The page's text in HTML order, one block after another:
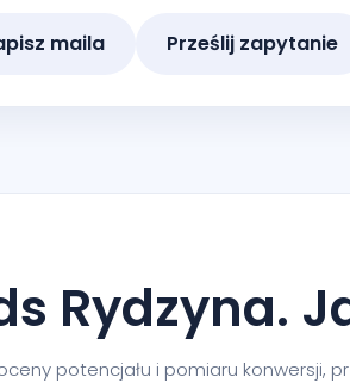
maila Prześlij zapytanie
Rydzyna.
potencjału i pomiaru konwersji,